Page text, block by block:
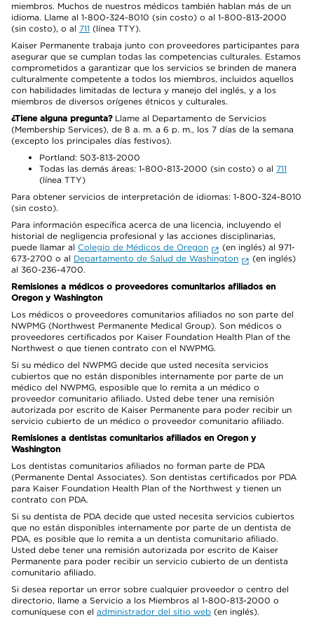
miembros. Muchos de nuestros médicos también hablan más de un
idioma. Llame al 1-800-324-8010 (sin costo) o al 1-800-813-2000
(sin costo), o al 711 (línea TTY).
Kaiser Permanente trabaja junto con proveedores participantes para
asegurar que se cumplan todas las competencias culturales. Estamos
comprometidos a garantizar que los servicios se brinden de manera
culturalmente competente a todos los miembros, incluidos aquellos
con habilidades limitadas de lectura y manejo del inglés, y a los
miembros de diversos orígenes étnicos y culturales.
¿Tiene alguna pregunta?Llame al Departamento de Servicios
(Membership Services), de 8 a. m. a 6 p. m., los 7 días de la semana
(excepto los principales días festivos).
Portland: 503-813-2000
Todas las demás áreas: 1-800-813-2000 (sin costo) o al 711
(línea TTY)
Para obtener servicios de interpretación de idiomas: 1-800-324-8010
(sin costo).
Para información específica acerca de una licencia, incluyendo el
historial de negligencia profesional y las acciones disciplinarias,
puede llamar al Colegio de Médicos de Oregon
(en inglés) al 971-
673-2700 o al Departamento de Salud de Washington
(en inglés)
al 360-236-4700.
Remisiones a médicos o proveedores comunitarios afiliados en
Oregon y Washington
Los médicos o proveedores comunitarios afiliados no son parte del
NWPMG (Northwest Permanente Medical Group). Son médicos o
proveedores certificados por Kaiser Foundation Health Plan of the
Northwest o que tienen contrato con el NWPMG.
Si su médico del NWPMG decide que usted necesita servicios
cubiertos que no están disponibles internamente por parte de un
médico del NWPMG, esposible que lo remita a un médico o
proveedor comunitario afiliado. Usted debe tener una remisión
autorizada por escrito de Kaiser Permanente para poder recibir un
servicio cubierto de un médico o proveedor comunitario afiliado.
Remisiones a dentistas comunitarios afiliados en Oregon y
Washington
Los dentistas comunitarios afiliados no forman parte de PDA
(Permanente Dental Associates). Son dentistas certificados por PDA
para Kaiser Foundation Health Plan of the Northwest y tienen un
contrato con PDA.
Si su dentista de PDA decide que usted necesita servicios cubiertos
que no están disponibles internamente por parte de un dentista de
PDA, es posible que lo remita a un dentista comunitario afiliado.
Usted debe tener una remisión autorizada por escrito de Kaiser
Permanente para poder recibir un servicio cubierto de un dentista
comunitario afiliado.
Si desea reportar un error sobre cualquier proveedor o centro del
directorio, llame a Servicio a los Miembros al 1-800-813-2000 o
comuníquese con el administrador del sitio web (en inglés).